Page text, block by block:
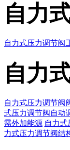
自力
自力式压力调节阀
自力
自力式压力调节阀
式压力调节阀自动
需外加能源 自力
力式压力调节阀结